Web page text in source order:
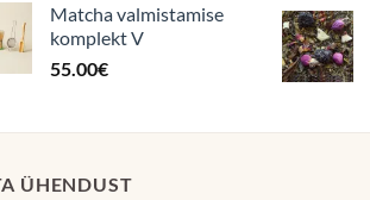
Matcha valmistamise
komplekt V
55.00€
ÜHENDUST